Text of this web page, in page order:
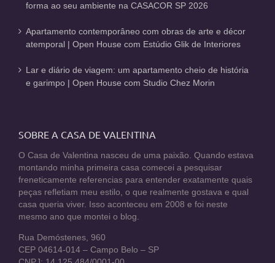
forma ao seu ambiente na CASACOR SP 2026
Apartamento contemporâneo com obras de arte e décor
atemporal | Open House com Estúdio Glik de Interiores
Lar e diário de viagem: um apartamento cheio de história
e garimpo | Open House com Studio Chez Morin
SOBRE A CASA DE VALENTINA
O Casa de Valentina nasceu de uma paixão. Quando estava
montando minha primeira casa comecei a pesquisar
freneticamente referencias para entender exatamente quais
peças refletiam meu estilo, o que realmente gostava e qual
casa queria viver. Isso aconteceu em 2008 e foi neste
mesmo ano que montei o blog.
Rua Demóstenes, 960
CEP 04614-014 – Campo Belo – SP